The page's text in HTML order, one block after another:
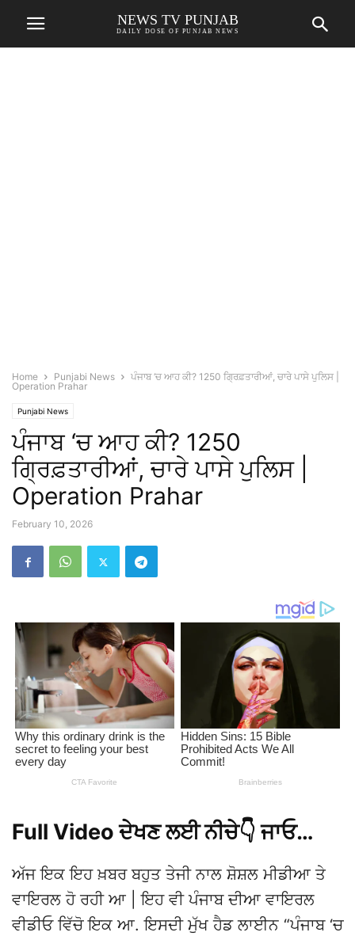
NEWS TV PUNJAB
DAILY DOSE OF PUNJAB NEWS
Home Punjabi News
ਪੰਜਾਬ ‘ਚ ਆਹ ਕੀ? 1250 ਗ੍ਰਿਫ਼ਤਾਰੀਆਂ, ਚਾਰੇ ਪਾਸੇ ਪੁਲਿਸ |
Operation Prahar
Punjabi News
ਪੰਜਾਬ ‘ਚ ਆਹ ਕੀ? 1250
ਗ੍ਰਿਫ਼ਤਾਰੀਆਂ, ਚਾਰੇ ਪਾਸੇ ਪੁਲਿਸ |
Operation Prahar
February 10, 2026
Full Video ਦੇਖਣ ਲਈ ਨੀਚੇ👇 ਜਾਓ…
ਅੱਜ ਇਕ ਇਹ ਖ਼ਬਰ ਬਹੁਤ ਤੇਜੀ ਨਾਲ ਸ਼ੋਸ਼ਲ ਮੀਡੀਆ ਤੇ
ਵਾਇਰਲ ਹੋ ਰਹੀ ਆ | ਇਹ ਵੀ ਪੰਜਾਬ ਦੀਆ ਵਾਇਰਲ
ਵੀਡੀਓ ਵਿੱਚੋ ਇਕ ਆ. ਇਸਦੀ ਮੁੱਖ ਹੈਡ ਲਾਈਨ “ਪੰਜਾਬ ‘ਚ